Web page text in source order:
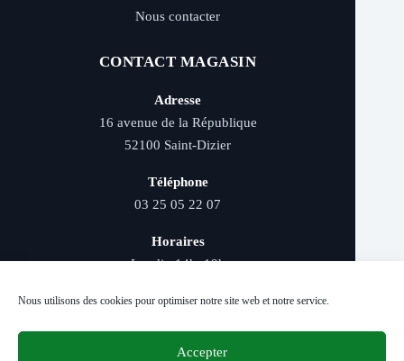
Nous utilisons des cookies pour optimiser notre site web et notre service.
Accepter
Nous contacter
CONTACT MAGASIN
Adresse
16 avenue de la République
52100 Saint-Dizier
Téléphone
03 25 05 22 07
Horaires
Lundi : 14h–19h